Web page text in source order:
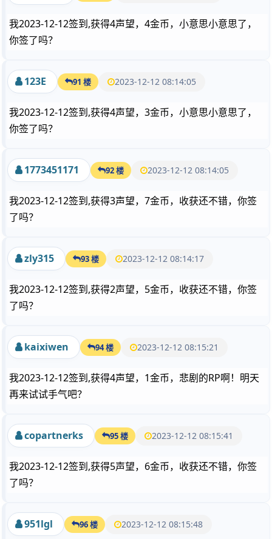
我2023-12-12签到,获得4声望，4金币，小意思小意思了，
你签了吗？
123E 91 楼 2023-12-12 08:14:05
我2023-12-12签到,获得4声望，3金币，小意思小意思了，
你签了吗？
1773451171 92 楼 2023-12-12 08:14:05
我2023-12-12签到,获得3声望，7金币，收获还不错，你签
了吗？
zly315 93 楼 2023-12-12 08:14:17
我2023-12-12签到,获得2声望，5金币，收获还不错，你签
了吗？
kaixiwen 94 楼 2023-12-12 08:15:21
我2023-12-12签到,获得4声望，1金币，悲剧的RP啊！明天
再来试试手气吧？
copartnerks 95 楼 2023-12-12 08:15:41
我2023-12-12签到,获得5声望，6金币，收获还不错，你签
了吗？
951lgl 96 楼 2023-12-12 08:15:48